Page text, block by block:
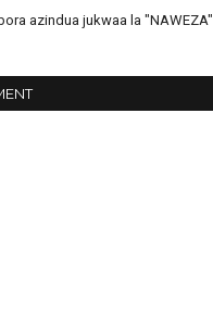
azindua jukwaa la "NAWEZA"